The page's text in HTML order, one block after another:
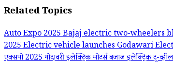
Related Topics
Auto Expo 2025Bajaj electric two-wheelers
2025Electric vehicle launchesGodawari
एक्सपो 2025गोदावरी इलेक्ट्रिक मोटर्सबजाज इलेक्ट्रिक टू-